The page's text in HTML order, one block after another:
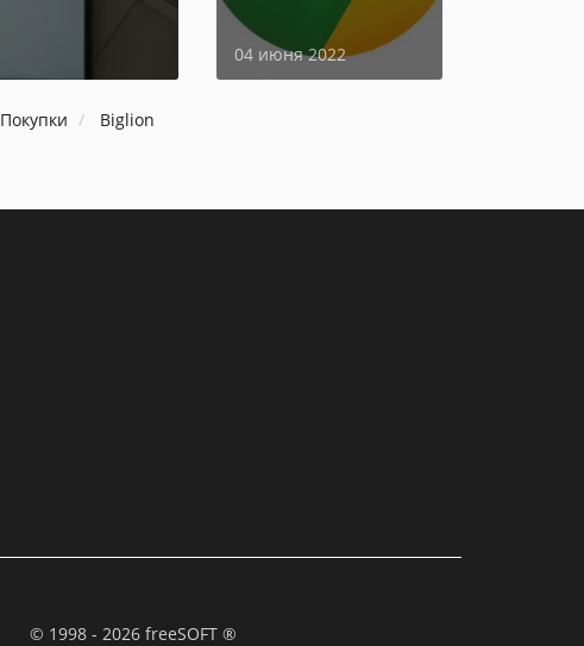
04 июня 2022
Покупки Biglion
© 1998 - 2026 freeSOFT ®